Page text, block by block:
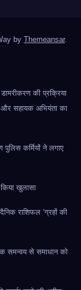
by Themeansar.
की प्रक्रिया
और सहायक अभियंता का
पुलिस कर्मियों ने लगाए
खुलासा
राशिफल ‘ग्रहों की
समन्वय से समाधान को